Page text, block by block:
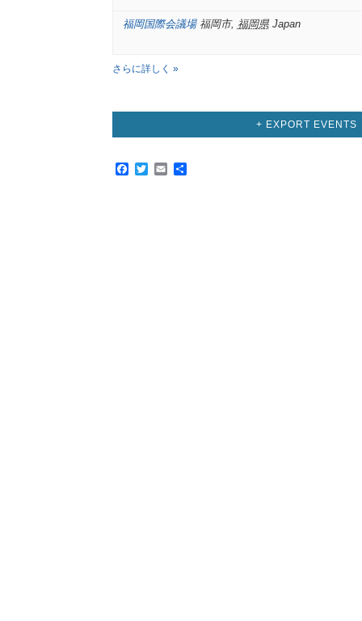
福岡国際会議場 福岡市, 福岡県 Japan
さらに詳しく »
+ EXPORT EVENTS
Facebook
TwitterEmail
共